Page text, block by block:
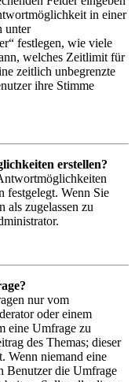
in einer
unter
festlegen, wie viele
welches Zeitlimit für
zeitlich unbegrenzte
ihre Stimme
erstellen?
Wenn Sie
als zugelassen zu
nur vom
oder einem
eine Umfrage zu
des Themas; dieser
Wenn niemand eine
Benutzer die Umfrage